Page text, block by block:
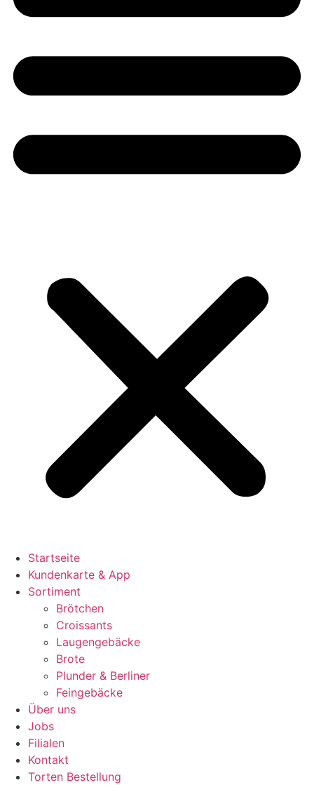
Startseite
Kundenkarte & App
Sortiment
Brötchen
Croissants
Laugengebäcke
Brote
Plunder & Berliner
Feingebäcke
Über uns
Jobs
Filialen
Kontakt
Torten Bestellung